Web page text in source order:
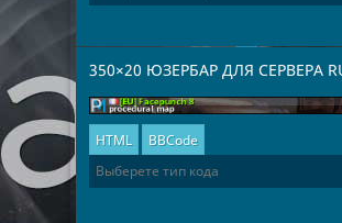
350×20 ЮЗЕРБАР ДЛЯ СЕРВЕРА
HTML BBCode